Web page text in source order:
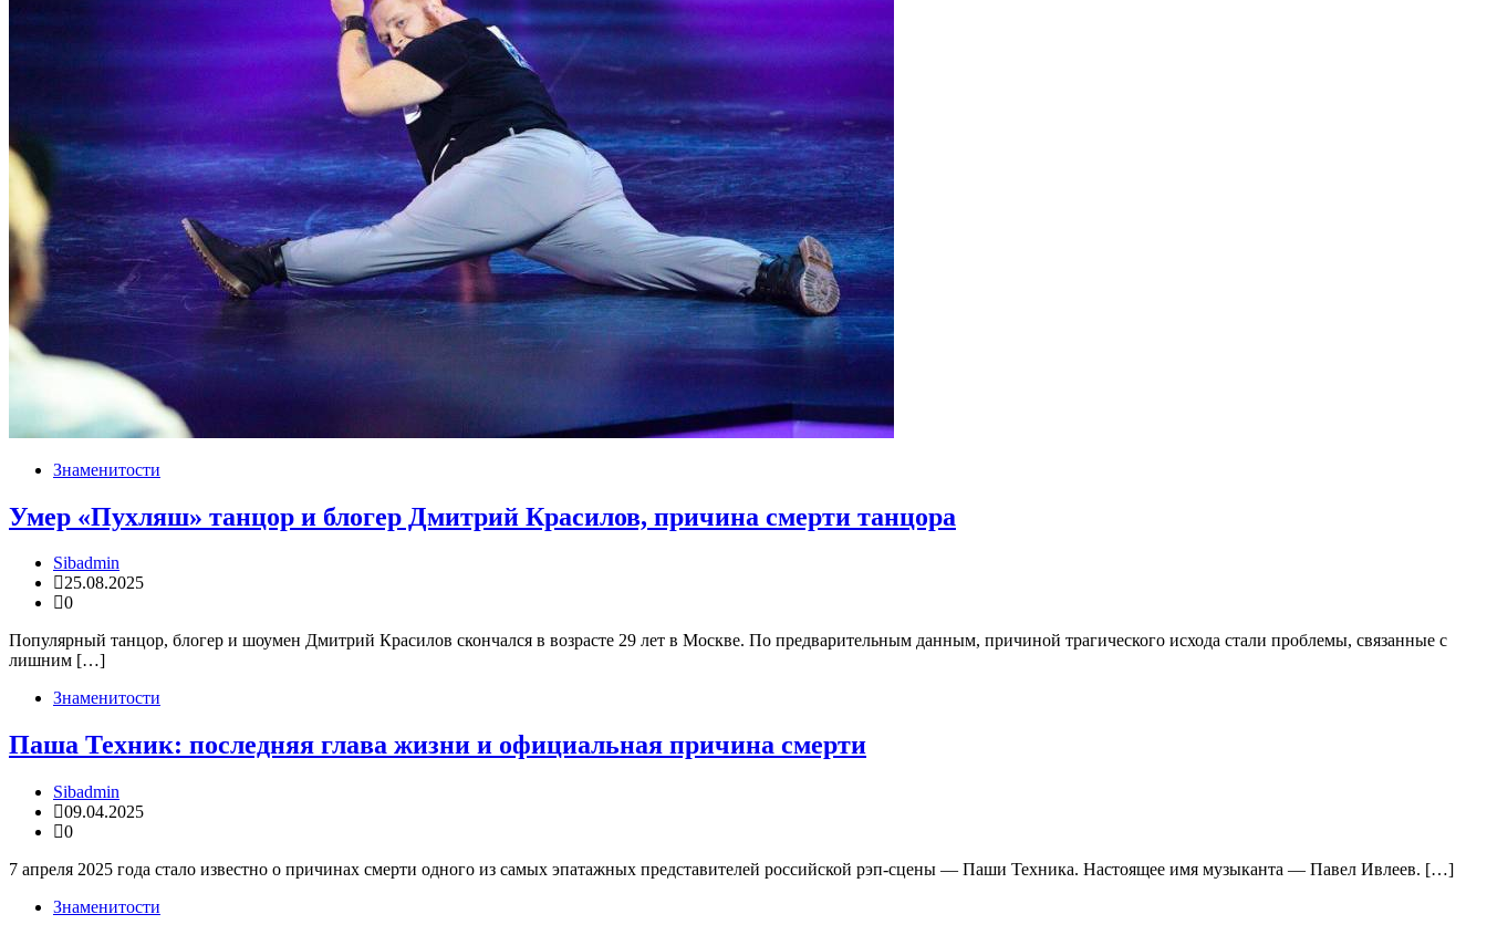
Знаменитости
Умер «Пухляш» танцор и блогер Дмитрий Красилов, причина смерти танцора
Sibadmin
25.08.2025
0
Популярный танцор, блогер и шоумен Дмитрий Красилов скончался в возрасте 29 лет в Москве. По предварительным данным, причиной трагического исхода стали проблемы, связанные с
лишним […]
Знаменитости
Паша Техник: последняя глава жизни и официальная причина смерти
Sibadmin
09.04.2025
0
7 апреля 2025 года стало известно о причинах смерти одного из самых эпатажных представителей российской рэп-сцены — Паши Техника. Настоящее имя музыканта — Павел Ивлеев. […]
Знаменитости